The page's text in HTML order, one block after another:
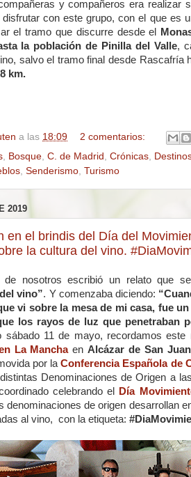
y compañeros era realizar
con este grupo, con el que es
el tramo que discurre desde el
la población de Pinilla del Valle,
salvo el tramo final desde Rascafría
km.
a las 18:09
2 comentarios:
Bosque C. de Madrid Crónicas
Senderismo Turismo
2019
en el brindis del Día del
la cultura del vino.
nosotros escribió un relato que
vino”. Y comenzaba diciendo:
vi sobre la mesa de mi casa, fue
los rayos de luz que penetraban
sábado 11 de mayo, recordamos
La ManchaenAlcázar de San
por laConferencia Española de
Denominaciones de Origen a
celebrando el Día
denominaciones de origen desarrollan
al vino, con la etiqueta: